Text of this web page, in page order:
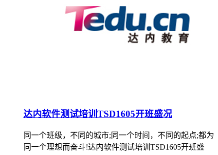
达内软件测试培训TSD1605开班盛况
同一个班级，不同的城市;同一个时间，不同的起点;都为
同一个理想而奋斗!达内软件测试培训TSD1605开班盛